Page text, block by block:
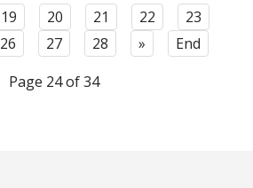
19 20 21 22
23
26 27 28 »
End
Page 24 of 34